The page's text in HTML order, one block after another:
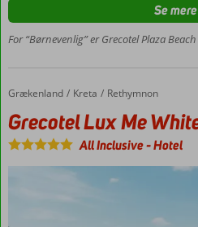
Værelser
med
personer
For “Børnevenlig” er Grecotel Plaza
Se mere
Forside
Grækenland Kreta Rethymnon
Grecotel Lux Me White Palace
Grecotel Lux Me
All Inclusive-Hotel